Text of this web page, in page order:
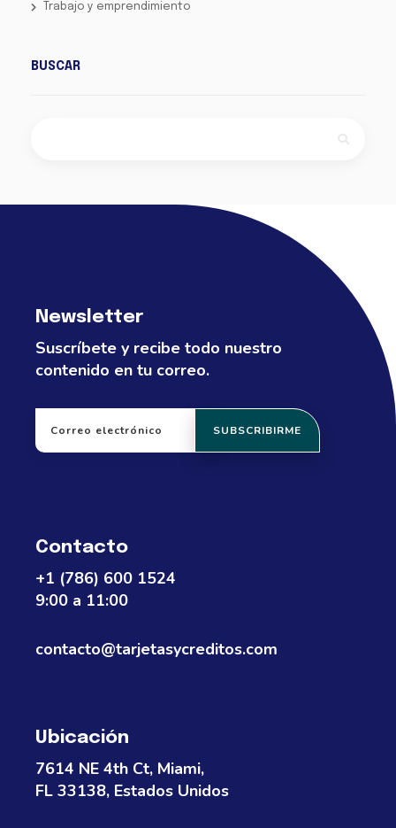
Trabajo y emprendimiento
BUSCAR
Newsletter
Suscríbete y recibe todo nuestro
contenido en tu correo.
Contacto
+1 (786) 600 1524
9:00 a 11:00
contacto@tarjetasycreditos.com
Ubicación
7614 NE 4th Ct, Miami,
FL 33138, Estados Unidos